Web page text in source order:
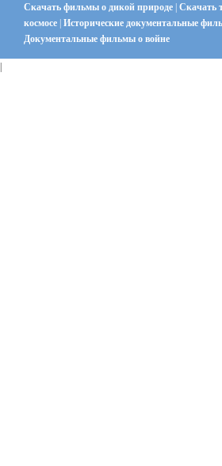
Скачать фильмы о дикой природе | Скачать
космосе | Исторические документальные
Документальные фильмы о войне
|